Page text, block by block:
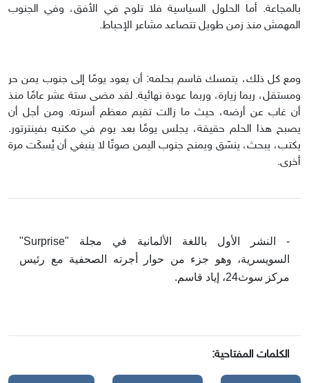
بالمجاعة. أما الحلول السياسية فلا تلوح في الأفق، وفي الجنوب
المهمش منذ زمن طويل تتصاعد مشاعر الإحباط.
ومع كل ذلك، يتمسك قاسم بحلمه: أن يعود يومًا إلى جنوب يمن حر
ومستقل، ربما زيارة، وربما عودة نهائية. لقد مضى ستة عشر عامًا منذ
أن غاب عن أرضه، حيث ما زالت تقيم معظم أسرته. ومن أجل أن
يصبح هذا الحلم حقيقة، يجلس يومًا بعد يوم في مكتبه بفينترتور.
يكتب، يبحث، ينسّق ويمنح جنوب اليمن صوتًا لا ينبغي أن يُسكَت مرة
أخرى.
- النشر الأول باللغة الألمانية في مجلة "Surprise"
السويسرية، وهو جزء من حوار أجرته الصحفية مع رئيس
مركز سوث24، إياد قاسم.
الكلمات المفتاحية: